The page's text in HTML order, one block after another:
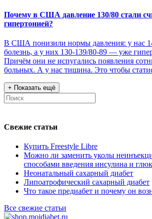
Почему в США давление 130/80 стали
гипертонией?
В США понизили нормы давления: у нас
болезнь, а у них 130-139/80-89 — уже
Причём они не испугались появления
больных. А у нас тишина. Это чтобы
+ Показать ещё
Свежие статьи
Купить Freestyle Libre
Можно ли заменить уколы
способами введения инсулина и
Неонатальный сахарный диабет
Липоатрофический сахарный диабет
Что такое предиабет и почему он
Все свежие статьи